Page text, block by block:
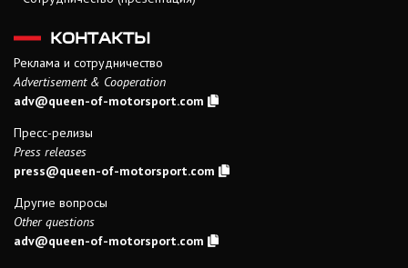
КОНТАКТЫ
Реклама и сотрудничество
Advertisement & Cooperation
adv@queen-of-motorsport.com
Пресс-релизы
Press releases
press@queen-of-motorsport.com
Другие вопросы
Other questions
adv@queen-of-motorsport.com